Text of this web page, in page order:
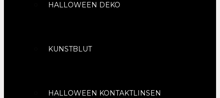
HALLOWEEN DEKO
KUNSTBLUT
HALLOWEEN KONTAKTLINSEN